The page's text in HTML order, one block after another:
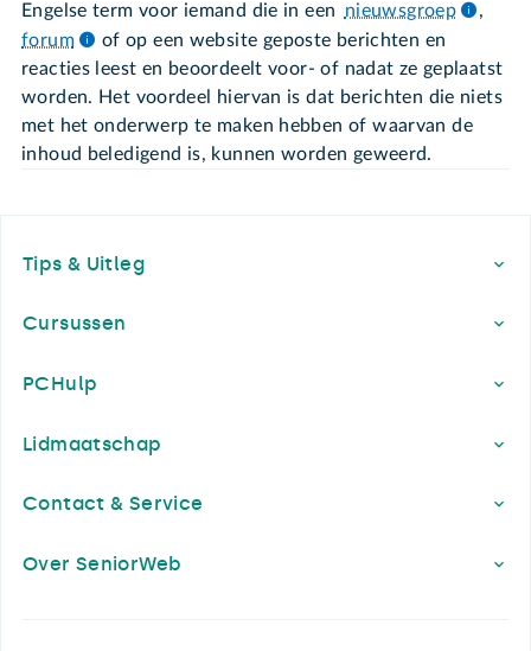
Engelse term voor iemand die in een nieuwsgroep
,
forum
of op een website geposte berichten en
reacties leest en beoordeelt voor- of nadat ze geplaatst
worden. Het voordeel hiervan is dat berichten die niets
met het onderwerp te maken hebben of waarvan de
inhoud beledigend is, kunnen worden geweerd.
Tips & Uitleg
Cursussen
PCHulp
Lidmaatschap
Contact & Service
Over SeniorWeb